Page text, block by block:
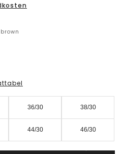
36/30 38/30
44/30 46/30